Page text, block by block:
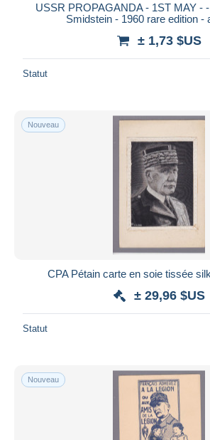
USSR PROPAGANDA - 1ST MAY -
Smidstein - 1960 rare edition -
± 1,73 $US
Statut
Nouveau
CPA Pétain carte en soie tissée
± 29,96 $US
Statut
Nouveau